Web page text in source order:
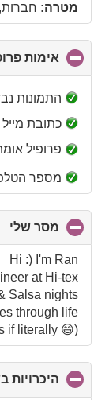
מטרה: חברות,
אימות
התמונות
כתובת
פרופיל
מספר
מסר שלי
Hi :) I'm Ran
at Hi-tex 💻
nights 🎊
through life
if literally 😄)
היכרויות